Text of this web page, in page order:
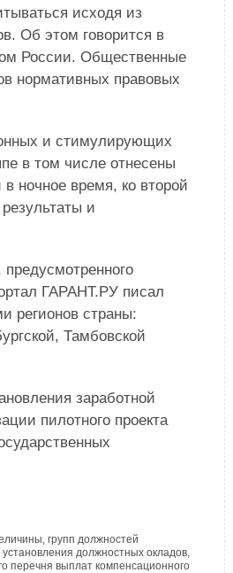
исходя из
Об этом говорится в
России. Общественные
нормативных правовых
и стимулирующих
в том числе отнесены
ночное время, ко второй
и
ГАРАНТ.РУ писал
регионов страны:
Тамбовской
заработной
пилотного проекта
групп должностей
должностных окладов,
перечня выплат компенсационного